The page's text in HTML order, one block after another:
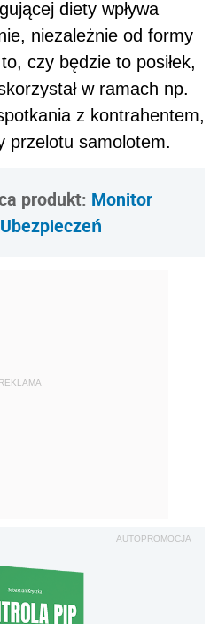
diety wpływa
niezależnie od formy
czy będzie to posiłek,
w ramach np.
z kontrahentem,
przelotu samolotem.
produkt: Monitor
REKLAMA
AUTOPROMOCJA